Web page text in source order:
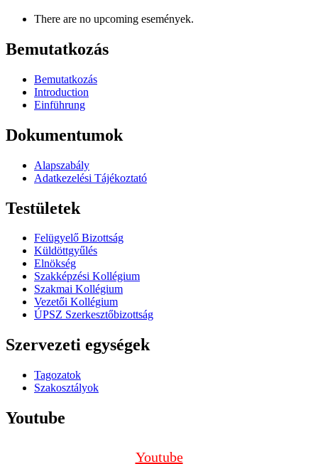
There are no upcoming események.
Bemutatkozás
Bemutatkozás
Introduction
Einführung
Dokumentumok
Alapszabály
Adatkezelési Tájékoztató
Testületek
Felügyelő Bizottság
Küldöttgyűlés
Elnökség
Szakképzési Kollégium
Szakmai Kollégium
Vezetői Kollégium
ÚPSZ Szerkesztőbizottság
Szervezeti egységek
Tagozatok
Szakosztályok
Youtube
Youtube